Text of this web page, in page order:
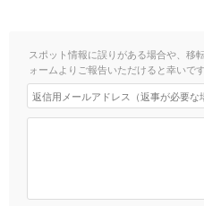
スポット情報に誤りがある場合や、移
ォームよりご報告いただけると幸いです